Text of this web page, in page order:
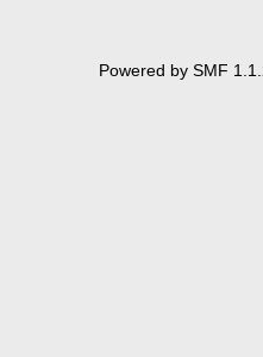
Powered by SMF